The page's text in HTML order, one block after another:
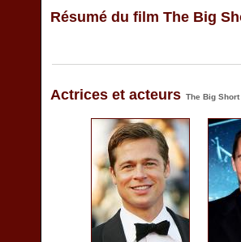
Résumé du film The Big
Actrices et acteurs The Big